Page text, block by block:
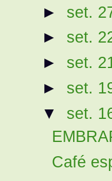
► set.
► set.
► set.
► set.
▼ set.
Café